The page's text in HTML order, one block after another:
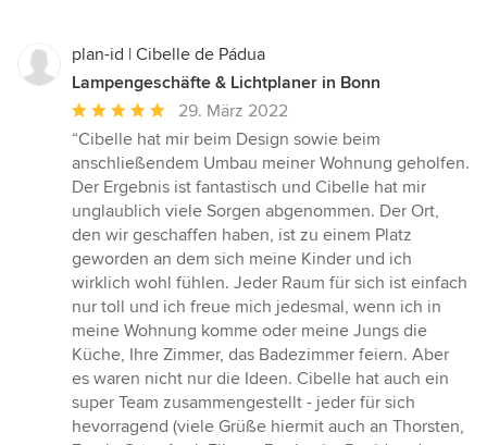
plan-id | Cibelle de Pádua
Lampengeschäfte & Lichtplaner in Bonn
Durchschnittliche
Bewertung:
5
von
5
Sternen
29. März 2022
“Cibelle hat mir beim Design sowie beim
anschließendem Umbau meiner Wohnung geholfen.
Der Ergebnis ist fantastisch und Cibelle hat mir
unglaublich viele Sorgen abgenommen. Der Ort,
den wir geschaffen haben, ist zu einem Platz
geworden an dem sich meine Kinder und ich
wirklich wohl fühlen. Jeder Raum für sich ist einfach
nur toll und ich freue mich jedesmal, wenn ich in
meine Wohnung komme oder meine Jungs die
Küche, Ihre Zimmer, das Badezimmer feiern. Aber
es waren nicht nur die Ideen. Cibelle hat auch ein
super Team zusammengestellt - jeder für sich
hevorragend (viele Grüße hiermit auch an Thorsten,